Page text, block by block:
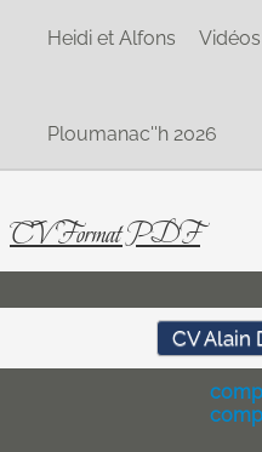
Heidi et Alfons
Ploumanac''h 2026
CV Format PDF
CV Alain